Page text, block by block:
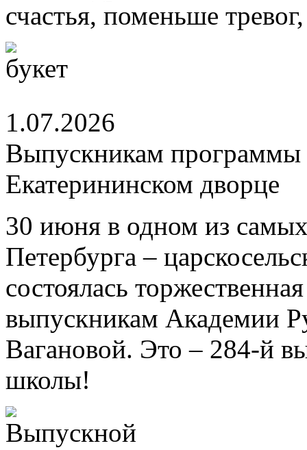
счастья, поменьше
1.07.2026
Выпускникам
Екатерининском дворце
30 июня в одном из
Петербурга –
состоялась
выпускникам Академии
Вагановой. Это – 284-й
школы!